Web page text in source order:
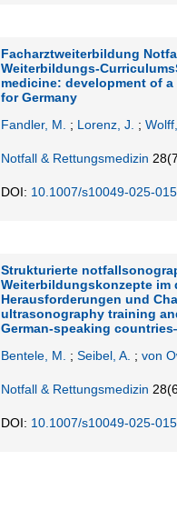
Facharztweiterbildung
Weiterbildungs-
medicine: development of
for Germany
Fandler, M.
; Lorenz, J. ;
Notfall & Rettungsmedizin 28
DOI: 10.1007/s10049-025-
Strukturierte
Weiterbildungskonzepte im
Herausforderungen und
ultrasonography training
German-speaking
Bentele, M.
; Seibel, A. ; von
Notfall & Rettungsmedizin 28
DOI: 10.1007/s10049-025-